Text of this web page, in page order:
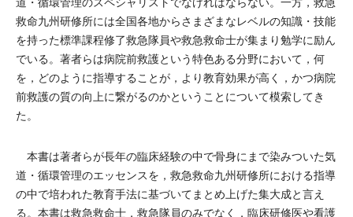
救命九州研修所には全国各地からさまざまなレベルの知識・技能
を持った標準課程修了救急隊員や救急救命士が集まり勉学に励ん
でいる。著者らは病院前救護という特色ある分野において，何
を，どのように指導することが，より教育効果が高く，かつ病院
前救護の質の向上に繋がるのかということについて模索してき
た。
本書は著者らが長年の臨床経験の中で骨身にまで染みついた気
道・循環管理のエッセンスを，救急救命九州研修所における指導
の中で培われた教育手法に基づいてまとめ上げた集大成と言え
る。本書は救急救命士，救急隊員のみでなく，臨床研修医や看護